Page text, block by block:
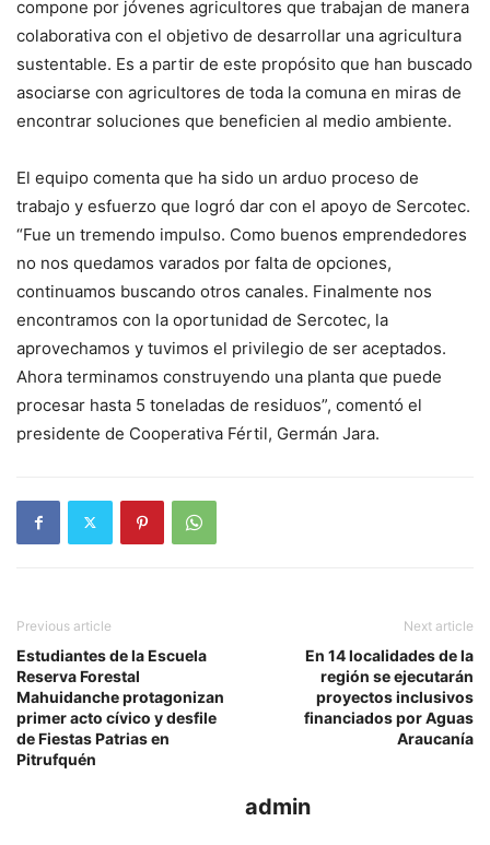
compone por jóvenes agricultores que trabajan de manera
colaborativa con el objetivo de desarrollar una agricultura
sustentable. Es a partir de este propósito que han buscado
asociarse con agricultores de toda la comuna en miras de
encontrar soluciones que beneficien al medio ambiente.
El equipo comenta que ha sido un arduo proceso de
trabajo y esfuerzo que logró dar con el apoyo de Sercotec.
“Fue un tremendo impulso. Como buenos emprendedores
no nos quedamos varados por falta de opciones,
continuamos buscando otros canales. Finalmente nos
encontramos con la oportunidad de Sercotec, la
aprovechamos y tuvimos el privilegio de ser aceptados.
Ahora terminamos construyendo una planta que puede
procesar hasta 5 toneladas de residuos”, comentó el
presidente de Cooperativa Fértil, Germán Jara.
Previous article
Estudiantes de la Escuela
Reserva Forestal
Mahuidanche protagonizan
primer acto cívico y desfile
de Fiestas Patrias en
Pitrufquén
Next article
En 14 localidades de la
región se ejecutarán
proyectos inclusivos
financiados por Aguas
Araucanía
admin